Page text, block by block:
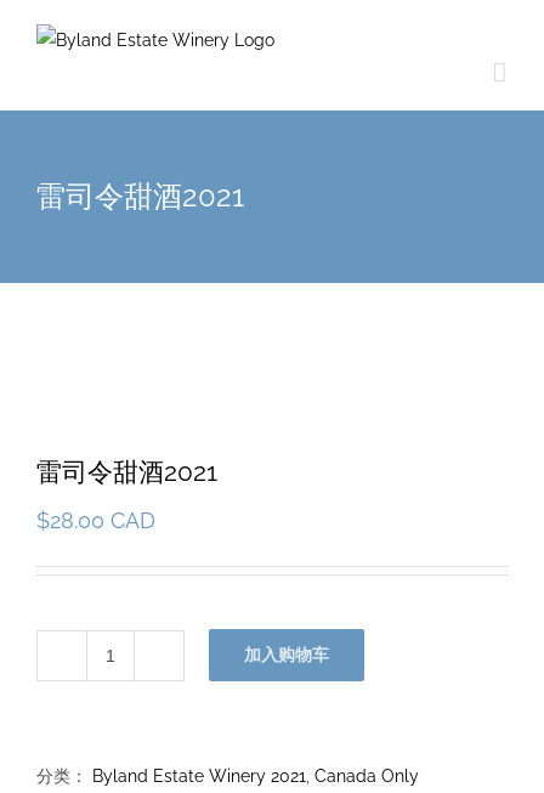
雷司令甜酒2021
雷司令甜酒2021
$28.00 CAD
甜
加入购物车
分类： Byland Estate Winery 2021 Canada Only